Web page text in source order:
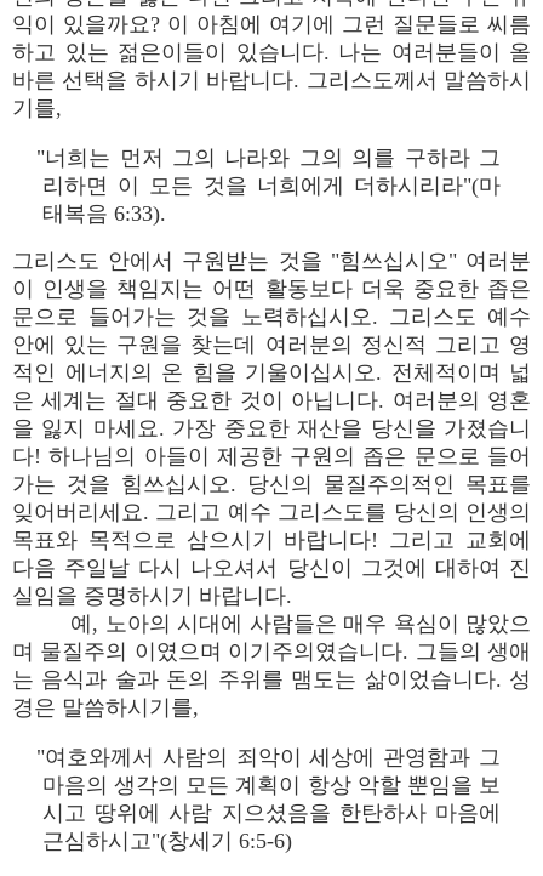
익이 있을까요? 이 아침에 여기에 그런 질문들로 씨름
하고 있는 젊은이들이 있습니다. 나는 여러분들이 올
바른 선택을 하시기 바랍니다. 그리스도께서 말씀하시
기를,
"너희는 먼저 그의 나라와 그의 의를 구하라 그
리하면 이 모든 것을 너희에게 더하시리라"(마
태복음 6:33).
그리스도 안에서 구원받는 것을 "힘쓰십시오" 여러분
이 인생을 책임지는 어떤 활동보다 더욱 중요한 좁은
문으로 들어가는 것을 노력하십시오. 그리스도 예수
안에 있는 구원을 찾는데 여러분의 정신적 그리고 영
적인 에너지의 온 힘을 기울이십시오. 전체적이며 넓
은 세계는 절대 중요한 것이 아닙니다. 여러분의 영혼
을 잃지 마세요. 가장 중요한 재산을 당신을 가졌습니
다! 하나님의 아들이 제공한 구원의 좁은 문으로 들어
가는 것을 힘쓰십시오. 당신의 물질주의적인 목표를
잊어버리세요. 그리고 예수 그리스도를 당신의 인생의
목표와 목적으로 삼으시기 바랍니다! 그리고 교회에
다음 주일날 다시 나오셔서 당신이 그것에 대하여 진
실임을 증명하시기 바랍니다.
예, 노아의 시대에 사람들은 매우 욕심이 많았으
며 물질주의 이였으며 이기주의였습니다. 그들의 생애
는 음식과 술과 돈의 주위를 맴도는 삶이었습니다. 성
경은 말씀하시기를,
"여호와께서 사람의 죄악이 세상에 관영함과 그
마음의 생각의 모든 계획이 항상 악할 뿐임을 보
시고 땅위에 사람 지으셨음을 한탄하사 마음에
근심하시고"(창세기 6:5-6)